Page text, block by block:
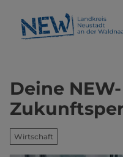
Deine NEW-
Wirtschaft